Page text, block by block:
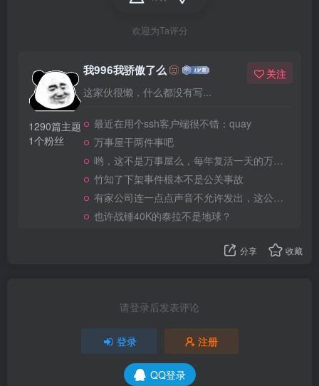
欢迎为Ta评分
1290篇主题
1个粉丝
我996我骄傲了么
这家伙很懒，什么都没有写...
关注
最近在用个ssh客户端很不错：quay
万事屋干两件事吧
哟，这不是万事屋么，每年复活一天的万事屋
竹知了下架事件根本不是公关事故
有家公司连一点点声音不允许发出，这公司做大了就是我国乃至全世界的灾难
也许战锤40K的泰拉不是地球？
分享 收藏
请登录后发表评论
登录 注册
QQ登录